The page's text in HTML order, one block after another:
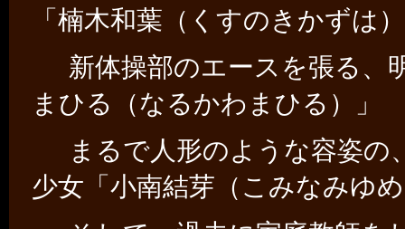
「楠木和葉（くすのきかずは
新体操部のエースを張る、
まひる（なるかわまひる）」
まるで人形のような容姿の
少女「小南結芽（こみなみゆ